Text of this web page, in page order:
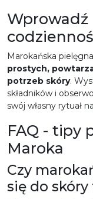
Wprowadź
Marokańska
prostych,
potrzeb skóry.
składników i
swój własny rytuał
FAQ - tipy
Maroka
Czy
się do skóry